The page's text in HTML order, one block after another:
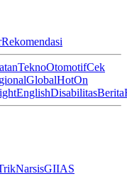
Rekomendasi
TeknoOtomotifCek
GlobalHotOn
EnglishDisabilitasBerita
NarsisGIIAS